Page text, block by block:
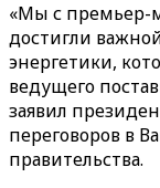
«Мы с
достигли
энергетики,
ведущего
заявил
переговоров в
правительства.